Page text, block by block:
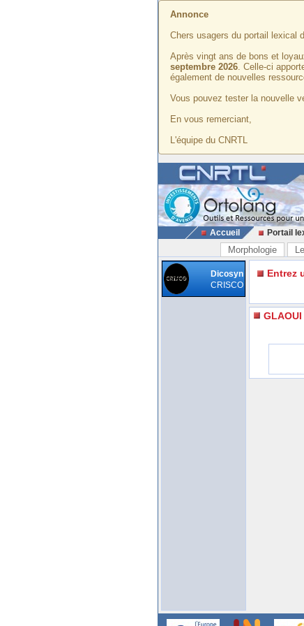
Annonce
Chers usagers du portail lexical
Après vingt ans de bons et
septembre 2026. Celle-ci
également de nouvelles
Vous pouvez tester la nouvelle
En vous remerciant,
L'équipe du CNRTL
Accueil Portail
Morphologie
Dicosyn
CRISCO
Entrez
GLAOUI